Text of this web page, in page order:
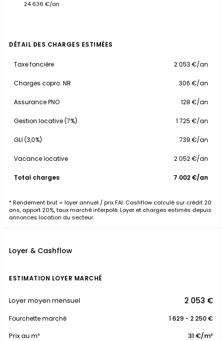
24 636 €/an
DÉTAIL DES CHARGES ESTIMÉES
Taxe foncière 2 053 €/an
Charges copro. NR 306 €/an
Assurance PNO 128 €/an
Gestion locative (7%) 1 725 €/an
GLI (3,0%) 739 €/an
Vacance locative 2 052 €/an
Total charges 7 002 €/an
* Rendement brut = loyer annuel / prix FAI. Cashflow calculé sur crédit 20
ans, apport 20%, taux marché interpolé. Loyer et charges estimés depuis
annonces location du secteur.
Loyer & Cashflow
ESTIMATION LOYER MARCHÉ
Loyer moyen mensuel 2 053 €
Fourchette marché 1 629 - 2 250 €
Prix au m² 31 €/m²